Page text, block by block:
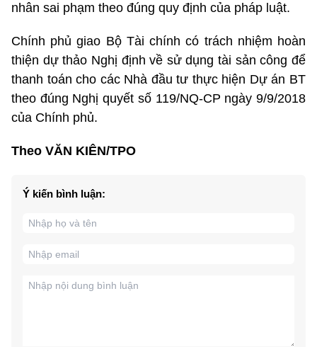
nhân sai phạm theo đúng quy định của pháp luật.
Chính phủ giao Bộ Tài chính có trách nhiệm hoàn
thiện dự thảo Nghị định về sử dụng tài sản công để
thanh toán cho các Nhà đầu tư thực hiện Dự án BT
theo đúng Nghị quyết số 119/NQ-CP ngày 9/9/2018
của Chính phủ.
Theo VĂN KIÊN/TPO
Ý kiến bình luận: